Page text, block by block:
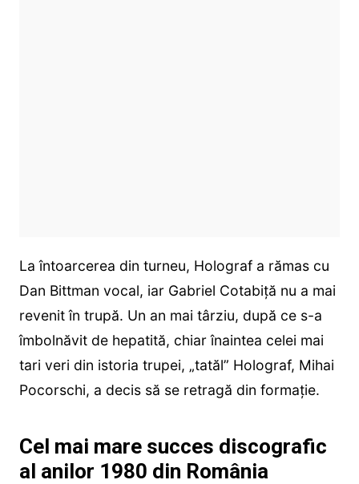
La întoarcerea din turneu, Holograf a rămas cu
Dan Bittman vocal, iar Gabriel Cotabiță nu a mai
revenit în trupă. Un an mai târziu, după ce s-a
îmbolnăvit de hepatită, chiar înaintea celei mai
tari veri din istoria trupei, „tatăl” Holograf, Mihai
Pocorschi, a decis să se retragă din formație.
Cel mai mare succes discografic
al anilor 1980 din România